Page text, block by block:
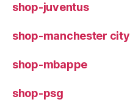
shop-juventus
shop-manchester city
shop-mbappe
shop-psg